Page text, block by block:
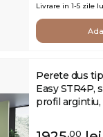
Livrare in 1-5 zile
Perete dus
Easy STR4P,
profil
,00